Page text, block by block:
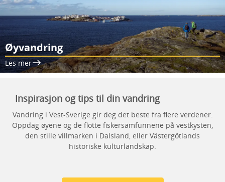
Øyvandring
Les mer
Inspirasjon og tips til din vandring
Vandring i Vest-Sverige gir deg det beste fra flere verdener.
Oppdag øyene og de flotte fiskersamfunnene på vestkysten,
den stille villmarken i Dalsland, eller Västergötlands
historiske kulturlandskap.